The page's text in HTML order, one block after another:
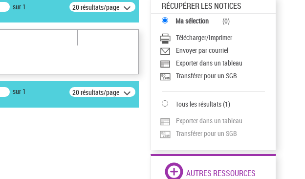
sur 1 20 résultats/page
sur 1 20 résultats/page
RÉCUPÉRER LES NOTICES
Ma sélection (0)
Télécharger/Imprimer
Envoyer par courriel
Exporter dans un tableau
Transférer pour un SGB
Tous les résultats(1)
Exporter dans un tableau
Transférer pour un SGB
AUTRES RESSOURCES